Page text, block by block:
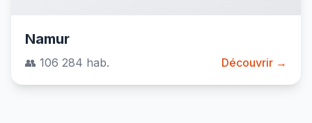
Namur
👥 106 284 hab. Découvrir →